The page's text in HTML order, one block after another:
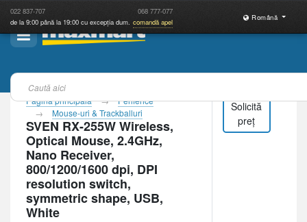
022 837-707 068 777-077
de la 9:00 până la 19:00 cu excepția dum. comandă apel
Română
Pagina principală
Periferice
Mouse-uri & Trackballuri
SVEN RX-255W Wireless,
Optical Mouse, 2.4GHz,
Nano Receiver,
800/1200/1600 dpi, DPI
resolution switch,
symmetric shape, USB,
White
Solicită
preț